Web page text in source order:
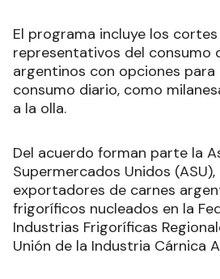
El programa incluye los
representativos del consumo
argentinos con opciones para
consumo diario, como
a la olla.
Del acuerdo forman parte la
Supermercados Unidos
exportadores de carnes
frigoríficos nucleados en la
Industrias Frigoríficas
Unión de la Industria Cárnica